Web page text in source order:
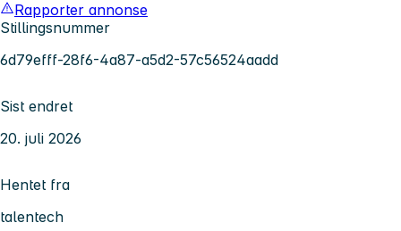
Rapporter annonse
Stillingsnummer
6d79efff-28f6-4a87-a5d2-57c56524aadd
Sist endret
20. juli 2026
Hentet fra
talentech